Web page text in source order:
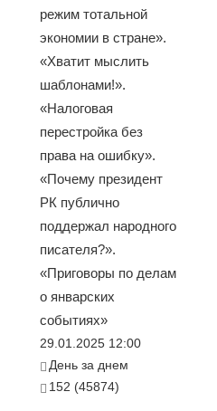
режим тотальной
экономии в стране».
«Хватит мыслить
шаблонами!».
«Налоговая
перестройка без
права на ошибку».
«Почему президент
РК публично
поддержал народного
писателя?».
«Приговоры по делам
о январских
событиях»
29.01.2025 12:00
День за днем
152 (45874)